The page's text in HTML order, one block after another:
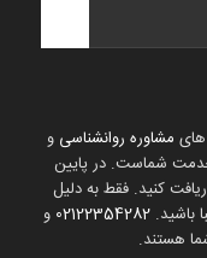
مشاوره روانشناسی و
شماست. در پایین
کنید. فقط به دلیل
باشید. 02122354282 و
هستند.